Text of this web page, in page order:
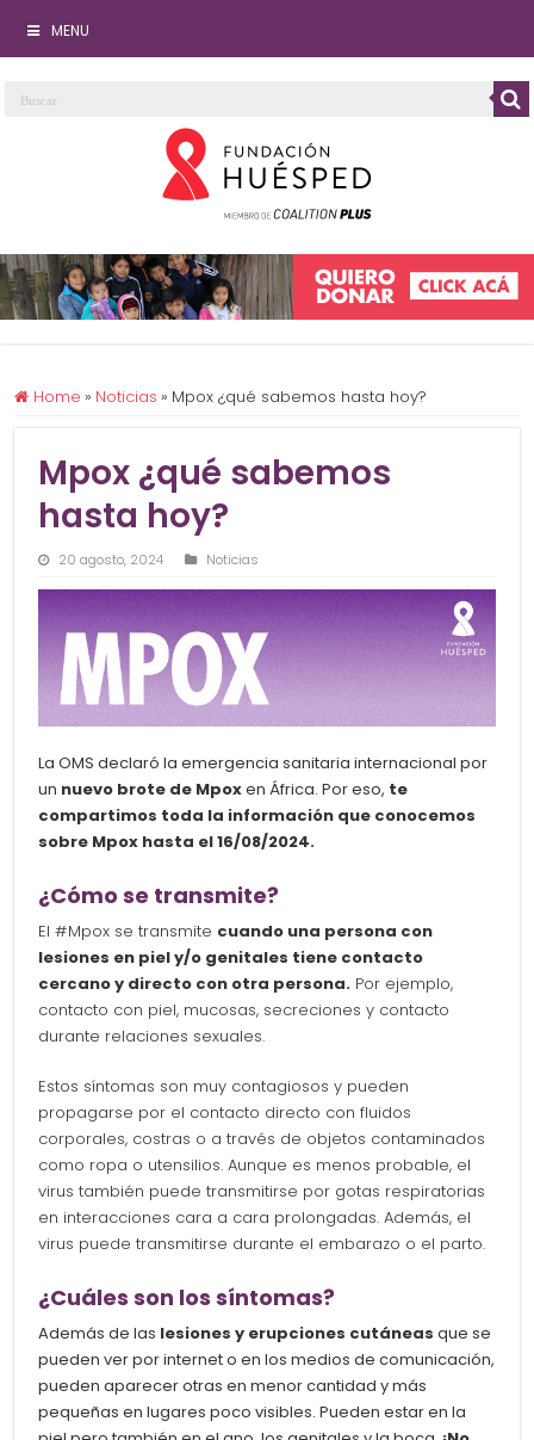
MENU
Home » Noticias » Mpox ¿qué sabemos hasta hoy?
Mpox ¿qué sabemos
hasta hoy?
20 agosto, 2024 Noticias
La OMS declaró la emergencia sanitaria internacional por
un nuevo brote de Mpoxen África. Por eso, te
compartimos toda la información que conocemos
sobre Mpox hasta el 16/08/2024.
¿Cómo se transmite?
El #Mpox se transmite cuando una persona con
lesiones en piel y/o genitales tiene contacto
cercano y directo con otra persona. Por ejemplo,
contacto con piel, mucosas, secreciones y contacto
durante relaciones sexuales.
Estos síntomas son muy contagiosos y pueden
propagarse por el contacto directo con fluidos
corporales, costras o a través de objetos contaminados
como ropa o utensilios. Aunque es menos probable, el
virus también puede transmitirse por gotas respiratorias
en interacciones cara a cara prolongadas. Además, el
virus puede transmitirse durante el embarazo o el parto.
¿Cuáles son los síntomas?
Además de las lesiones y erupciones cutáneas que se
pueden ver por internet o en los medios de comunicación,
pueden aparecer otras en menor cantidad y más
pequeñas en lugares poco visibles.Pueden estar en la